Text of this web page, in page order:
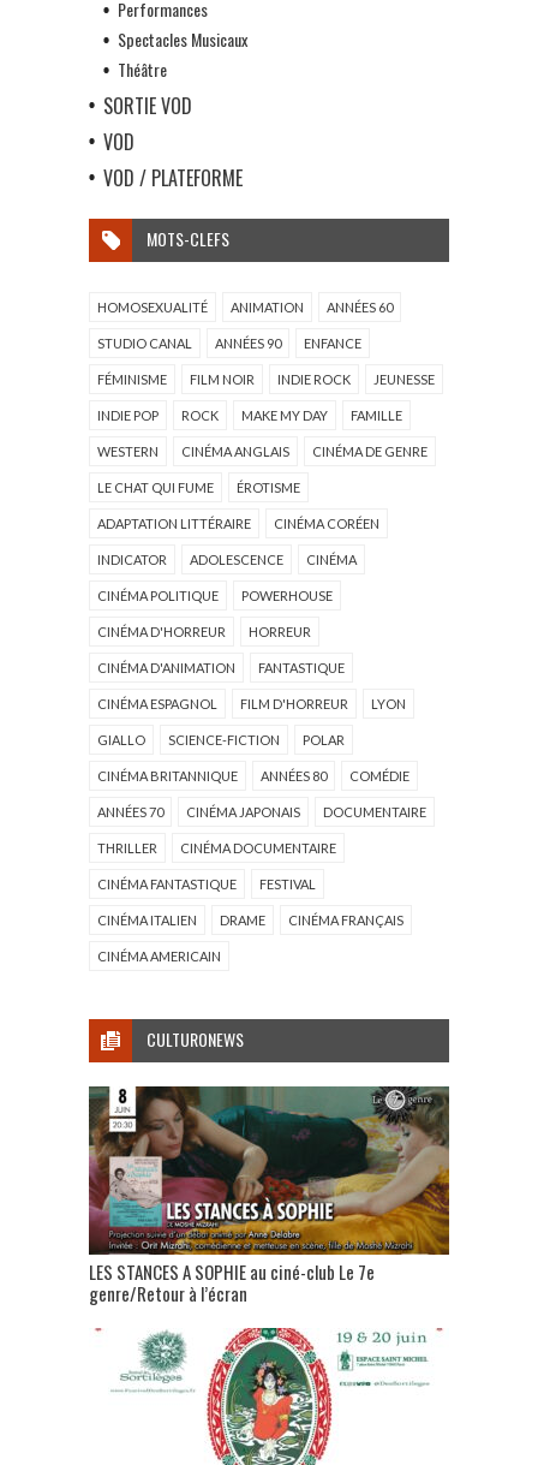
Performances
Spectacles Musicaux
Théâtre
SORTIE VOD
VOD
VOD / PLATEFORME
MOTS-CLEFS
HOMOSEXUALITÉ ANIMATION ANNÉES 60
STUDIO CANAL ANNÉES 90 ENFANCE
FÉMINISME FILM NOIR INDIE ROCK JEUNESSE
INDIE POP ROCK MAKE MY DAY FAMILLE
WESTERN CINÉMA ANGLAIS CINÉMA DE GENRE
LE CHAT QUI FUME ÉROTISME
ADAPTATION LITTÉRAIRE CINÉMA CORÉEN
INDICATOR ADOLESCENCE CINÉMA
CINÉMA POLITIQUE POWERHOUSE
CINÉMA D'HORREUR HORREUR
CINÉMA D'ANIMATION FANTASTIQUE
CINÉMA ESPAGNOL FILM D'HORREUR LYON
GIALLO SCIENCE-FICTION POLAR
CINÉMA BRITANNIQUE ANNÉES 80 COMÉDIE
ANNÉES 70 CINÉMA JAPONAIS DOCUMENTAIRE
THRILLER CINÉMA DOCUMENTAIRE
CINÉMA FANTASTIQUE FESTIVAL
CINÉMA ITALIEN DRAME CINÉMA FRANÇAIS
CINÉMA AMERICAIN
CULTURONEWS
LES STANCES A SOPHIE au ciné-club Le 7e
genre/Retour à l’écran